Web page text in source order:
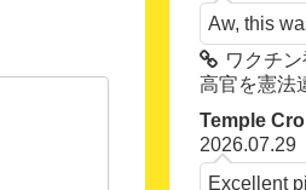
Aw, this
ワクチ
高官を憲法
Temple
2026.07.29
Excellent